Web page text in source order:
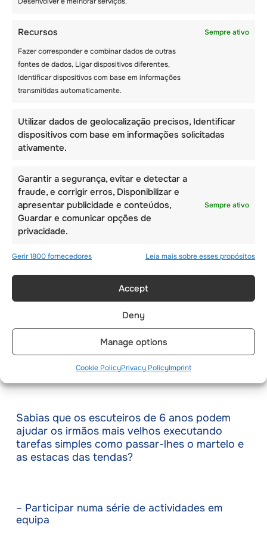
Recursos
Sempre ativo
Fazer corresponder e combinar dados de outras
fontes de dados, Ligar dispositivos diferentes,
Identificar dispositivos com base em informações
transmitidas automaticamente.
Utilizar dados de geolocalização precisos, Identificar
dispositivos com base em informações solicitadas
ativamente.
Garantir a segurança, evitar e detectar a
fraude, e corrigir erros, Disponibilizar e
apresentar publicidade e conteúdos,
Guardar e comunicar opções de
privacidade.
Sempre ativo
Gerir 1800 fornecedores Leia mais sobre esses propósitos
Accept
Deny
Manage options
Cookie PolicyPrivacy PolicyImprint
Quer mandes os irmãos para um parque de
campismo ou optes por participar com toda a
família, existem inúmeras oportunidades de
criação de laços. Podes optar por incluir os
teus filhos no processo de planeamento para
lhes dar um sentimento de inclusão e criar um
crianças dão o seu contributo, tens a
oportunidade de saber quais são as suas
paixões.
– Os campistas mais velhos criam laços
facilmente
do que as crianças de três anos. Este grupo
as suas tendas. Se o parque de campismo
podem combinar esforços para acelerar a
realização das tarefas. Isto não só melhora as
suas capacidades de trabalho em equipa,
como também lhes permite aprender e tolerar
uns aos outros com facilidade.
Sabias que os escuteiros de 6 anos podem
ajudar os irmãos mais velhos executando
tarefas simples como passar-lhes o martelo e
as estacas das tendas?
– Participar numa série de actividades em
equipa